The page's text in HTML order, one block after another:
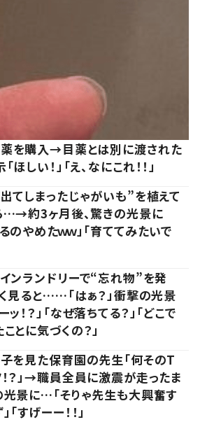
薬を購入→目薬とは別に渡された
しい！」「え、なにこれ！！」
てしまったじゃがいも”を植えて
…→約3ヶ月後、驚きの光景に
のやめたｗｗ」「育ててみたいで
ンランドリーで“忘れ物”を発
見ると……「はぁ？」衝撃の光景
ッ！？」「なぜ落ちてる？」「どこで
とに気づくの？」
を見た保育園の先生「何そのT
？」→職員全員に激震が走ったま
光景に…「そりゃ先生も大興奮す
「すげーー！！」